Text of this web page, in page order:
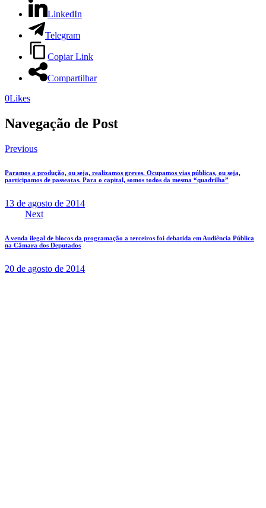
LinkedIn
Telegram
Copiar Link
Compartilhar
0Likes
Navegação de Post
Previous
Paramos a produção, ou seja, realizamos greves. Ocupamos vias públicas, ou seja,
participamos de passeatas. Para o capital, somos todos da mesma “quadrilha”
13 de agosto de 2014
Next
A venda ilegal de blocos da programação a terceiros foi debatida em Audiência Pública
na Câmara dos Deputados
20 de agosto de 2014